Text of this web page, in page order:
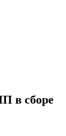
в сборе